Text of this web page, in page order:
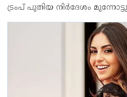
ട്രംപ് പുതിയ നിര്‍ദേശം മുന്നോട്ടു